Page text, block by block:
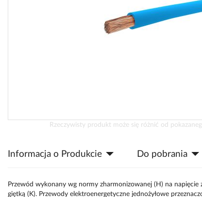
galerii
Rzeczywisty produkt może się różnić od
Informacja o Produkcie Do pobrania
Przewód wykonany wg normy zharmonizowanej (H) na
giętką (K). Przewody elektroenergetyczne jednożyłowe